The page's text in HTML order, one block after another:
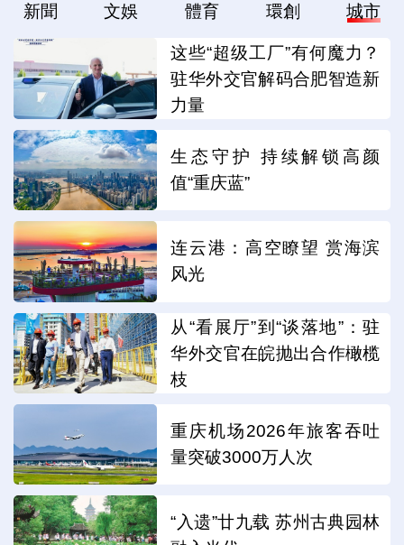
新聞 文娛 體育 環創 城市
这些“超级工厂”有何魔力？
驻华外交官解码合肥智造新
力量
生态守护 持续解锁高颜
值“重庆蓝”
连云港：高空瞭望 赏海滨
风光
从“看展厅”到“谈落地”：驻
华外交官在皖抛出合作橄榄
枝
重庆机场2026年旅客吞吐
量突破3000万人次
“入遗”廿九载 苏州古典园林